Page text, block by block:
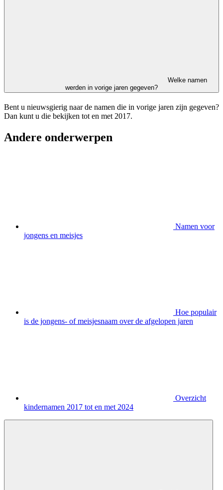
Welke namen
werden in vorige jaren gegeven?
Bent u nieuwsgierig naar de namen die in vorige jaren zijn gegeven?
Dan kunt u die bekijken tot en met 2017.
Andere onderwerpen
Namen voor
jongens en meisjes
Hoe populair
is de jongens- of meisjesnaam over de afgelopen jaren
Overzicht
kindernamen 2017 tot en met 2024